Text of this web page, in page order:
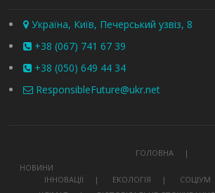
Україна, Київ, Печерський узвіз, 8
+38 (067) 741 67 39
+38 (050) 649 44 34
ResponsibleFuture@ukr.net
ГОЛОВНА
НОВИНИ
ІННОВАЦІЇ
ЕКОЛОГІЯ СОЦІУМ